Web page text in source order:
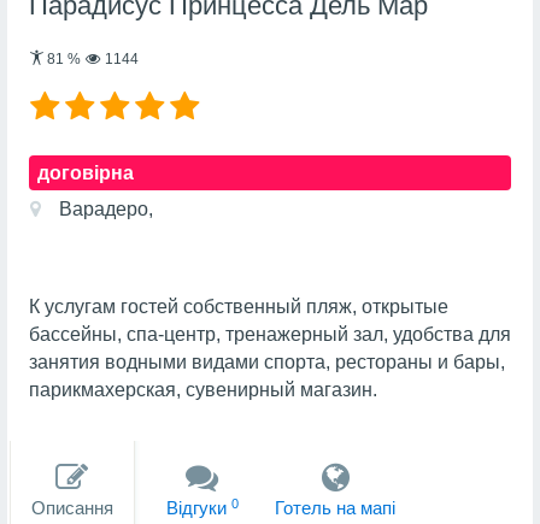
81 % 1144
договірна
Варадеро,
К услугам гостей собственный пляж, открытые
бассейны, спа-центр, тренажерный зал, удобства для
занятия водными видами спорта, рестораны и бары,
парикмахерская, сувенирный магазин.
Описання Вiдгуки 0 Готель на мапi